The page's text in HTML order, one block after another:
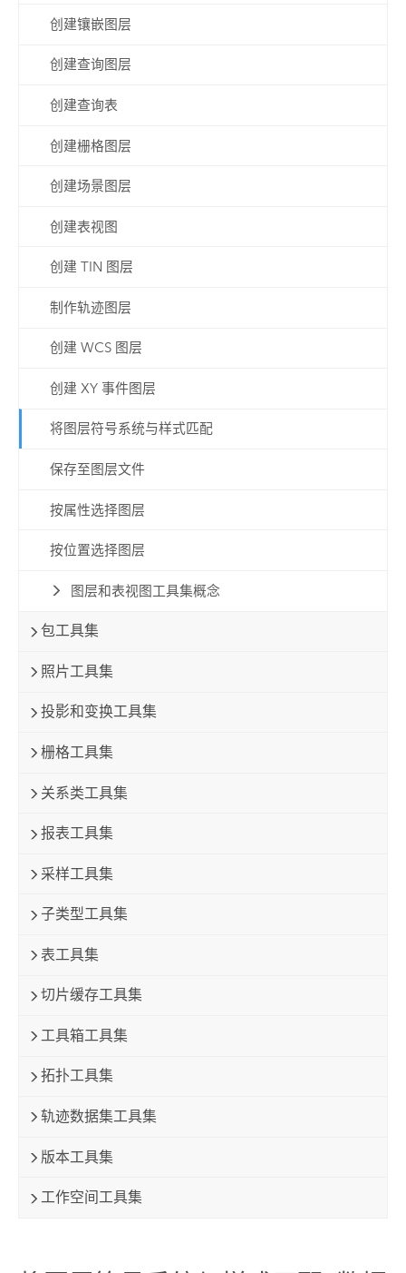
创建镶嵌图层
创建查询图层
创建查询表
创建栅格图层
创建场景图层
创建表视图
创建 TIN 图层
制作轨迹图层
创建 WCS 图层
创建 XY 事件图层
将图层符号系统与样式匹配
保存至图层文件
按属性选择图层
按位置选择图层
图层和表视图工具集概念
包工具集
照片工具集
投影和变换工具集
栅格工具集
关系类工具集
报表工具集
采样工具集
子类型工具集
表工具集
切片缓存工具集
工具箱工具集
拓扑工具集
轨迹数据集工具集
版本工具集
工作空间工具集